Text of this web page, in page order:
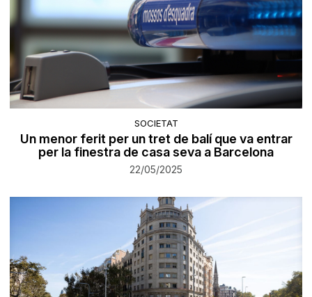
SOCIETAT
Un menor ferit per un tret de balí que va entrar
per la finestra de casa seva a Barcelona
22/05/2025